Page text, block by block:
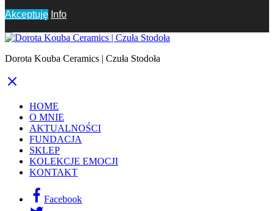
Akceptuję Info
Dorota Kouba Ceramics | Czuła Stodoła
HOME
O MNIE
AKTUALNOŚCI
FUNDACJA
SKLEP
KOLEKCJE EMOCJI
KONTAKT
Facebook